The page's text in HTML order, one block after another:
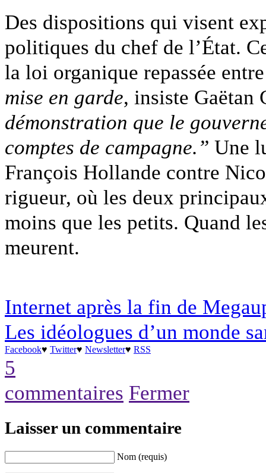
Des dispositions qui visent
politiques du chef de l’État.
la loi organique repassée
mise en garde, insiste Gaëtan
démonstration que le
comptes de campagne.” Une
François Hollande contre
rigueur, où les deux
moins que les petits. Quand
meurent.
Internet après la fin de
Les idéologues d’un monde
Facebook♥ Twitter♥ Newsletter♥ RSS
5
commentaires Fermer
Laisser un commentaire
Nom (requis)